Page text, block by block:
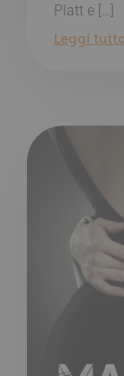
Platt e […]
Leggi